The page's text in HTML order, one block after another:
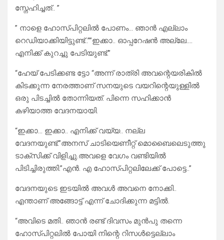
സ്നേഹിച്ചത്.. ”
” നാളെ ഹോസ്പിറ്റലിൽ പോണം… ഞാൻ എല്ലാം
റെഡിയാക്കിയിട്ടുണ്ട്..””ഇക്കാ.. ഓപ്പറേഷൻ അല്ലേ….
എനിക്ക് കുറച്ചു പേടിയുണ്ട്.”
“ഹേയ് പേടിക്കണ്ട ട്ടോ “അന്ന് രാത്രി അവന്റെയരികിൽ
കിടക്കുന്ന നേരത്താണ് സനയുടെ വയറിന്റെയുള്ളിൽ
ഒരു പിടച്ചിൽ തോന്നിയത്. പിന്നെ സഹിക്കാൻ
കഴിയാത്ത വേദനയായി.
“ഇക്കാ… ഇക്കാ.. എനിക്ക് വയ്യ.. നല്ല
വേദനയുണ്ട്.”അനസ് ചാടിയെണീറ്റ് മൊബൈലെടുത്തു
ടാക്സിക്ക് വിളിച്ചു.അവളെ വേഗം വണ്ടിയിൽ
പിടിച്ചിരുത്തി.”എൻ. എ ഹോസ്പിറ്റലിലേക്ക് പോട്ടെ..”
വേദനയുടെ ഇടയിൽ അവൾ അവനെ നോക്കി..
എന്താണ് അങ്ങോട്ട്‌ എന്ന് ചോദിക്കുന്ന മട്ടിൽ.
“അവിടെ മതി.. ഞാൻ രണ്ട് ദിവസം മുൻപു തന്നെ
ഹോസ്പിറ്റലിൽ പോയി നിന്റെ റിസൾട്ടെല്ലാം